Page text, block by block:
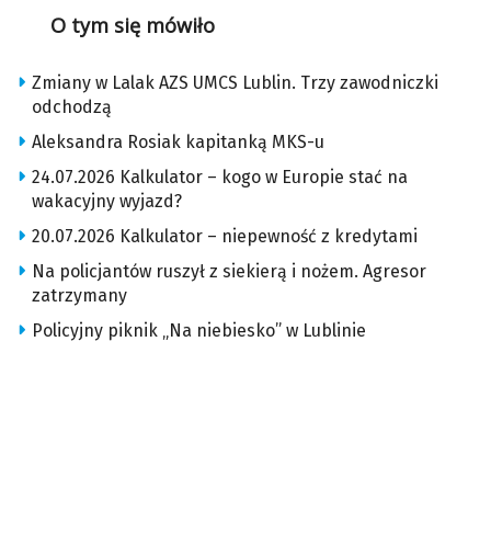
O tym się mówiło
Zmiany w Lalak AZS UMCS Lublin. Trzy zawodniczki
odchodzą
Aleksandra Rosiak kapitanką MKS-u
24.07.2026 Kalkulator – kogo w Europie stać na
wakacyjny wyjazd?
20.07.2026 Kalkulator – niepewność z kredytami
Na policjantów ruszył z siekierą i nożem. Agresor
zatrzymany
Policyjny piknik „Na niebiesko” w Lublinie